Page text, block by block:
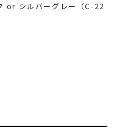
or シルバーグレー（C-22